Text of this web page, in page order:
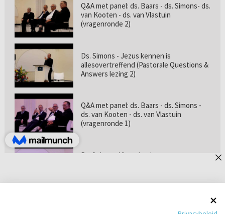
Q&A met panel: ds. Baars - ds. Simons- ds.
van Kooten - ds. van Vlastuin
(vragenronde 2)
Ds. Simons - Jezus kennen is
allesovertreffend (Pastorale Questions &
Answers lezing 2)
Q&A met panel: ds. Baars - ds. Simons -
ds. van Kooten - ds. van Vlastuin
(vragenronde 1)
Prof. dr. van Vlastuin - Is